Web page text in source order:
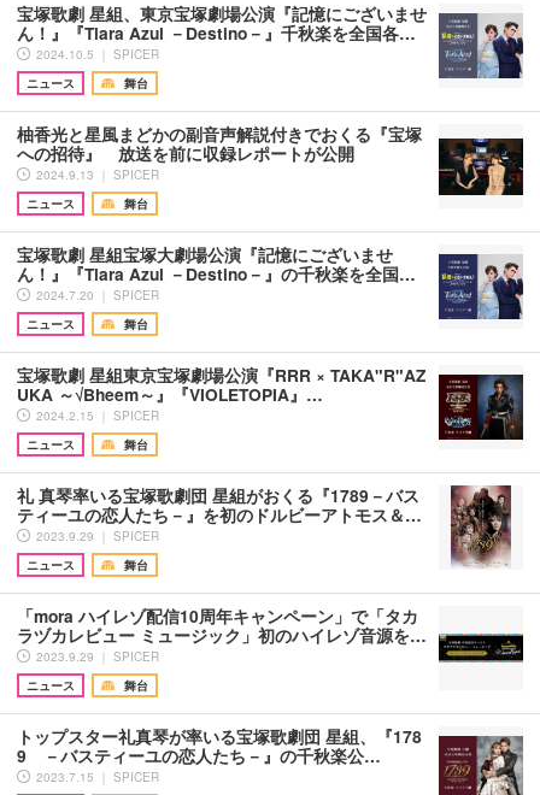
宝塚歌劇 星組、東京宝塚劇場公演『記憶にございませ
ん！』『Tiara Azul －Destino－』千秋楽を全国各…
2024.10.5 ｜ SPICER
ニュース
舞台
柚香光と星風まどかの副音声解説付きでおくる『宝塚
への招待』 放送を前に収録レポートが公開
2024.9.13 ｜ SPICER
ニュース
舞台
宝塚歌劇 星組宝塚大劇場公演『記憶にございませ
ん！』『Tiara Azul －Destino－』の千秋楽を全国…
2024.7.20 ｜ SPICER
ニュース
舞台
宝塚歌劇 星組東京宝塚劇場公演『RRR × TAKA"R"AZ
UKA ～√Bheem～』『VIOLETOPIA』…
2024.2.15 ｜ SPICER
ニュース
舞台
礼 真琴率いる宝塚歌劇団 星組がおくる『1789－バス
ティーユの恋人たち－』を初のドルビーアトモス＆…
2023.9.29 ｜ SPICER
ニュース
舞台
「mora ハイレゾ配信10周年キャンペーン」で「タカ
ラヅカレビュー ミュージック」初のハイレゾ音源を…
2023.9.29 ｜ SPICER
ニュース
舞台
トップスター礼真琴が率いる宝塚歌劇団 星組、『178
9 －バスティーユの恋人たち－』の千秋楽公…
2023.7.15 ｜ SPICER